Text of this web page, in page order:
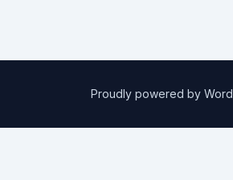
Proudly powered by